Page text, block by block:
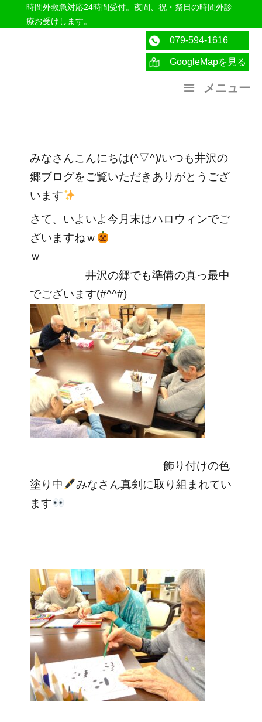
時間外救急対応24時間受付。夜間、祝・祭日の時間外診
療お受けします。
医療法人社団紀洋会 公式サイト
079-594-1616
GoogleMapを見る
メニュー
みなさんこんにちは(^▽^)/いつも井沢の
郷ブログをご覧いただきありがとうござ
います
さて、いよいよ今月末はハロウィンでご
ざいますねｗ
ｗ
井沢の郷でも準備の真っ最中
でございます(#^^#)
飾り付けの色
塗り中
みなさん真剣に取り組まれてい
ます